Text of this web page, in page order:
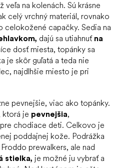
na kolenách. Sú krásne
celý vrchný materiál, rovnako
celokožené capačky. Sedia na
dajú sa utiahnuť na
dosť miesta, topánky sa
je skôr guľatá a teda nie
najdlhšie miesto je pri
pevnejšie, viac ako topánky.
ktorá je pevnejšia,
chodiace deti. Celkovo je
poddajnej kože. Podrážka
prewalkers, ale nad
stielka, je možné ju vybrať a